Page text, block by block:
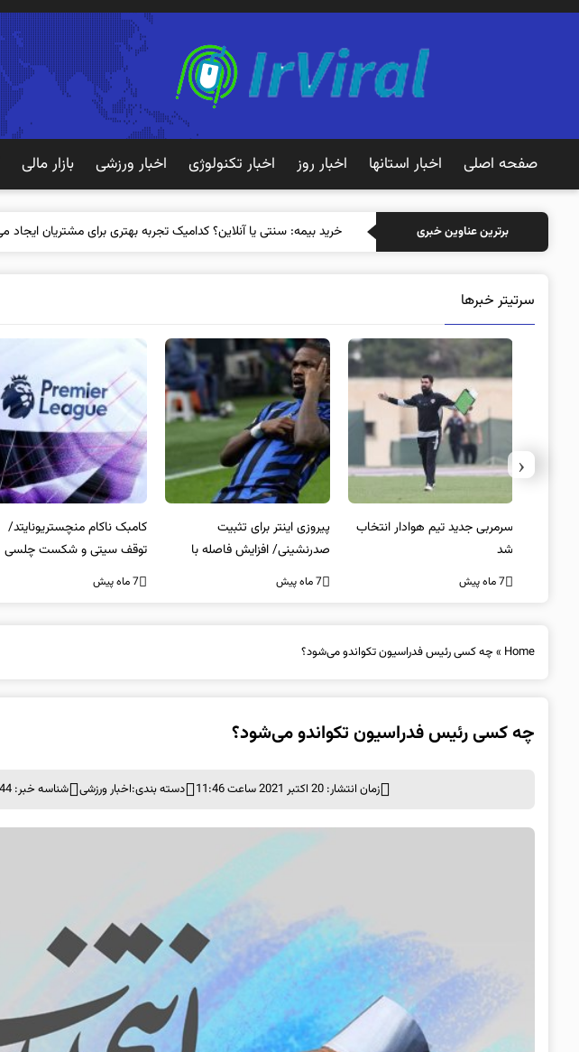
صفحه اصلی اخبار استانها اخبار روز اخبار تکنولوژی اخبار ورزشی بازار مالی
برترین عناوین خبری خرید بیمه: س
سرتیتر خبرها
سرمربی جدید تیم هوادار انتخاب
شد
7 ماه پیش
پیروزی اینتر برای تثبیت
صدرنشینی/ افزایش فاصله با
ناپولی
7 ماه پیش
کامبک ناکام منچستریونایتد/
توقف سیتی و شکست چلسی
7 ماه پیش
‹
Home
»چه کسی رئیس فدراسیون تکواندو می‌شود؟
چه کسی رئیس فدراسیون تکواندو می‌شود؟
زمان انتشار: 20 اکتبر 2021 ساعت 11:46 دسته بندی:اخبار ورزشی شناسه خبر: 6944